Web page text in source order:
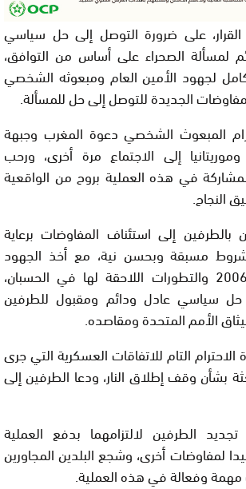
على ضرورة التوصل إلى حل سياسي
لمسألة الصحراء على أساس من التوافق،
لجهود الأمين العام ومبعوثه الشخصي
الجديدة للتوصل إلى حل للمسألة.
المبعوث الشخصي دعوة المغرب وجبهة
وموريتانيا إلى الاجتماع مرة أخرى، ورحب
في هذه العملية بروح من الواقعية
النجاح.
إلى استئناف المفاوضات برعاية
مسبقة وبحسن نية، مع أخذ الجهود
المبذولة منذ عام 2006 والتطورات اللاحقة لها في الحسبان،
سياسي عادل ودائم ومقبول للطرفين
الأمم المتحدة ومقاصده.
التام للاتفاقات العسكرية التي جرى
بشأن وقف إطلاق النار، ودعا الطرفين إلى
الطرفين لالتزامهما بدفع العملية
لمفاوضات أخرى، وشجع البلدين المجاورين
وفعالة في هذه العملية.